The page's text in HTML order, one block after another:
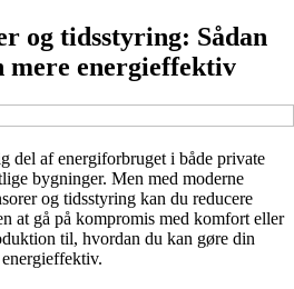
og tidsstyring: Sådan
mere energieffektiv
del af energiforbruget i både private
bygninger. Men med moderne
og tidsstyring kan du reducere
at gå på kompromis med komfort eller
til, hvordan du kan gøre din